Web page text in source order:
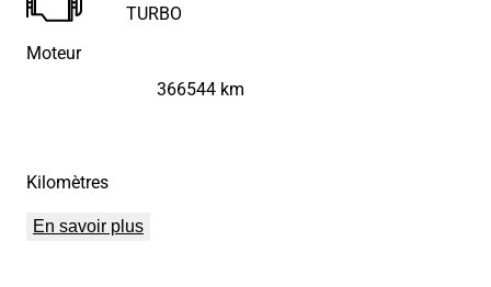
Moteur
TURBO
Kilomètres
366544 km
En savoir plus